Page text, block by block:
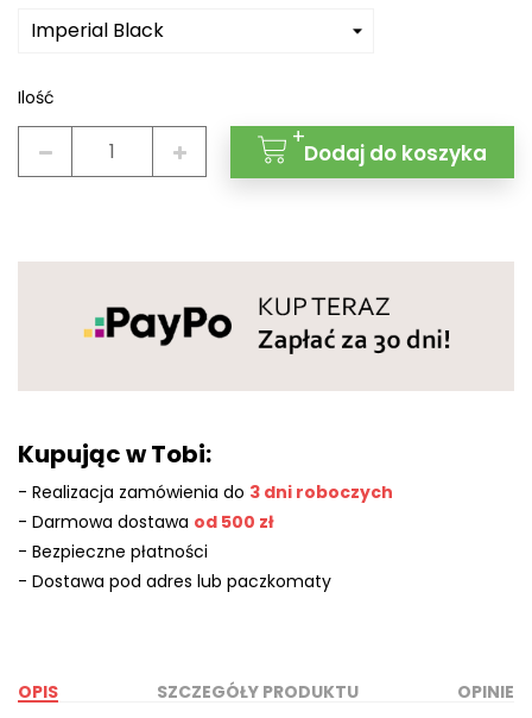
Ilość
+
Dodaj do koszyka
Kupując w Tobi:
- Realizacja zamówienia do 3 dni roboczych
- Darmowa dostawa od 500 zł
- Bezpieczne płatności
- Dostawa pod adres lub paczkomaty
OPIS SZCZEGÓŁY PRODUKTU OPINIE